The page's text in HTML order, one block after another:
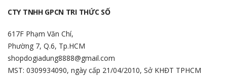
CTY TNHH GPCN TRI THỨC SỐ
617F Phạm Văn Chí,
Phường 7, Q.6, Tp.HCM
shopdogiadung8888@gmail.com
MST: 0309934090, ngày cấp 21/04/2010, Sở KHĐT TPHCM